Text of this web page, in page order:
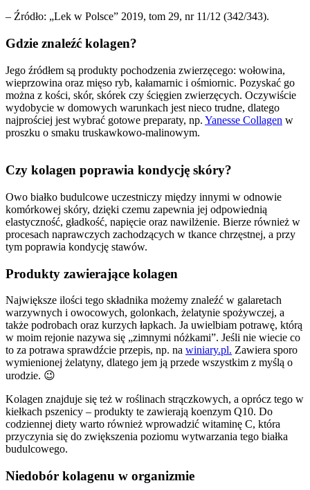
– Źródło: „Lek w Polsce” 2019, tom 29, nr 11/12 (342/343).
Gdzie znaleźć kolagen?
Jego źródłem są produkty pochodzenia zwierzęcego: wołowina,
wieprzowina oraz mięso ryb, kałamarnic i ośmiornic. Pozyskać go
można z kości, skór, skórek czy ścięgien zwierzęcych. Oczywiście
wydobycie w domowych warunkach jest nieco trudne, dlatego
najprościej jest wybrać gotowe preparaty, np. Yanesse Collagen w
proszku o smaku truskawkowo-malinowym.
Czy kolagen poprawia kondycję skóry?
Owo białko budulcowe uczestniczy między innymi w odnowie
komórkowej skóry, dzięki czemu zapewnia jej odpowiednią
elastyczność, gładkość, napięcie oraz nawilżenie. Bierze również w
procesach naprawczych zachodzących w tkance chrzęstnej, a przy
tym poprawia kondycję stawów.
Produkty zawierające kolagen
Największe ilości tego składnika możemy znaleźć w galaretach
warzywnych i owocowych, golonkach, żelatynie spożywczej, a
także podrobach oraz kurzych łapkach. Ja uwielbiam potrawę, którą
w moim rejonie nazywa się „zimnymi nóżkami”. Jeśli nie wiecie co
to za potrawa sprawdźcie przepis, np. na winiary.pl. Zawiera sporo
wymienionej żelatyny, dlatego jem ją przede wszystkim z myślą o
urodzie. 😉
Kolagen znajduje się też w roślinach strączkowych, a oprócz tego w
kiełkach pszenicy – produkty te zawierają koenzym Q10. Do
codziennej diety warto również wprowadzić witaminę C, która
przyczynia się do zwiększenia poziomu wytwarzania tego białka
budulcowego.
Niedobór kolagenu w organizmie